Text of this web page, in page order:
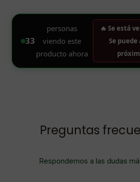
Preguntas
Respondemos a las dudas